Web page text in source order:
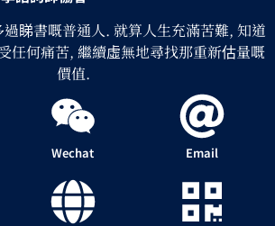
睇書嘅普通人. 就算人生充滿苦難, 知道
任何痛苦, 繼續虛無地尋找那重新估量嘅
價值.
Wechat Email